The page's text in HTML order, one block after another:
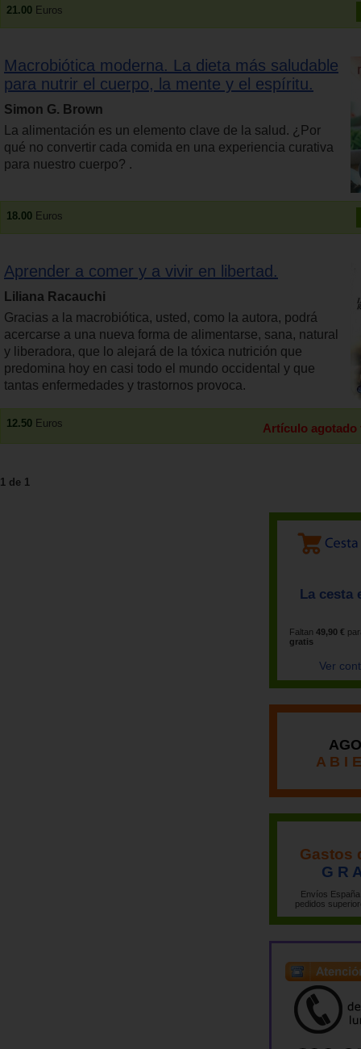
21.00 Euros
Macrobiótica moderna. La dieta más saludable
para nutrir el cuerpo, la mente y el espíritu.
Simon G. Brown
La alimentación es un elemento clave de la salud. ¿Por
qué no convertir cada comida en una experiencia curativa
para nuestro cuerpo? .
18.00 Euros
Aprender a comer y a vivir en libertad.
Liliana Racauchi
Gracias a la macrobiótica, usted, como la autora, podrá
acercarse a una nueva forma de alimentarse, sana, natural
y liberadora, que lo alejará de la tóxica nutrición que
predomina hoy en casi todo el mundo occidental y que
tantas enfermedades y trastornos provoca.
12.50 Euros Artículo agotado
1 de 1
La cesta
Faltan 49,90 €
gratis
Ver
A B I
Gastos
G R
Envíos
pedidos